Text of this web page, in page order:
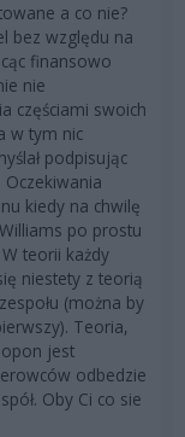
a co nie?
bez względu na
finansowo
nie
częściami swoich
w tym nic
podpisując
Oczekiwania
kiedy na chwilę
po prostu
teorii każdy
niestety z teorią
(można by
Teoria,
jest
odbedzie
Oby Ci co sie